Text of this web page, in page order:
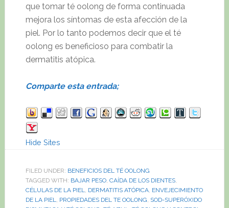
que tomar té oolong de forma continuada
mejora los síntomas de esta afección de la
piel. Por lo tanto podemos decir que el té
oolong es beneficioso para combatir la
dermatitis atópica.
Comparte esta entrada;
Hide Sites
FILED UNDER: BENEFICIOS DEL TÉ OOLONG
TAGGED WITH: BAJAR PESO, CAÍDA DE LOS DIENTES,
CÉLULAS DE LA PIEL, DERMATITIS ATÓPICA, ENVEJECIMIENTO
DE LA PIEL, PROPIEDADES DEL TE OOLONG, SOD-SUPERÓXIDO